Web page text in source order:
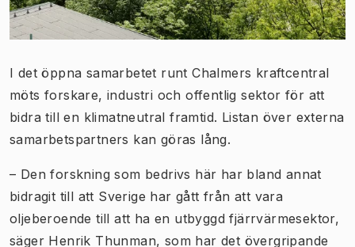
I det öppna samarbetet runt Chalmers kraftcentral
möts forskare, industri och offentlig sektor för att
bidra till en klimatneutral framtid. Listan över externa
samarbetspartners kan göras lång.
– Den forskning som bedrivs här har bland annat
bidragit till att Sverige har gått från att vara
oljeberoende till att ha en utbyggd fjärrvärmesektor,
säger Henrik Thunman, som har det övergripande